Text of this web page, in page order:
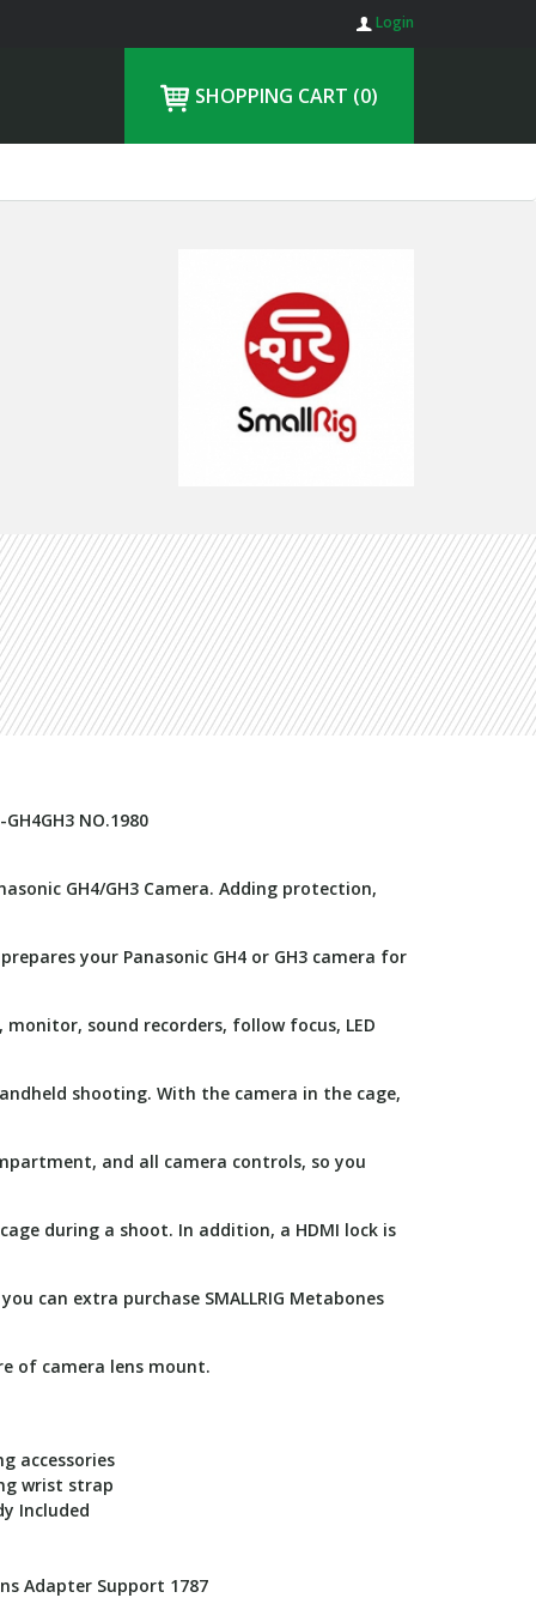
Login
SHOPPING CART (0)
NO.1980
GH4/GH3 Camera. Adding protection,
your Panasonic GH4 or GH3 camera for
sound recorders, follow focus, LED
shooting. With the camera in the cage,
and all camera controls, so you
during a shoot. In addition, a HDMI lock is
can extra purchase SMALLRIG Metabones
of camera lens mount.
accessories
wrist strap
Included
Adapter Support 1787